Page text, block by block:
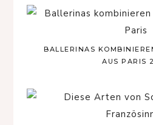
BALLERINAS
AUS PARIS